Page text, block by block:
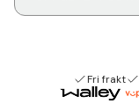
Fri frakt